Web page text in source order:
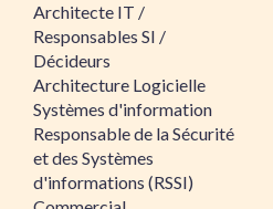
Architecte IT /
Responsables SI /
Décideurs
Architecture Logicielle
Systèmes d'information
Responsable de la Sécurité
et des Systèmes
d'informations (RSSI)